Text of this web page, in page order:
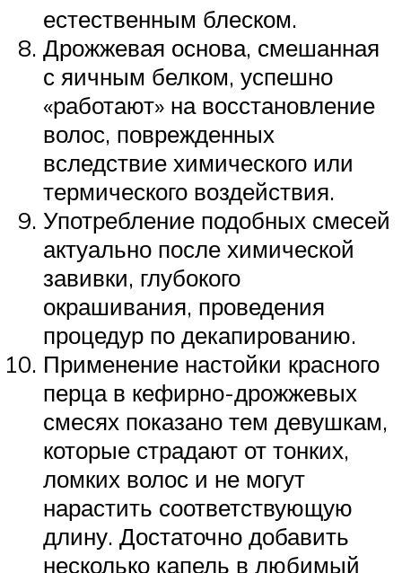
естественным блеском.
Дрожжевая основа, смешанная
с яичным белком, успешно
«работают» на восстановление
волос, поврежденных
вследствие химического или
термического воздействия.
Употребление подобных смесей
актуально после химической
завивки, глубокого
окрашивания, проведения
процедур по декапированию.
Применение настойки красного
перца в кефирно-дрожжевых
смесях показано тем девушкам,
которые страдают от тонких,
ломких волос и не могут
нарастить соответствующую
длину. Достаточно добавить
несколько капель в любимый